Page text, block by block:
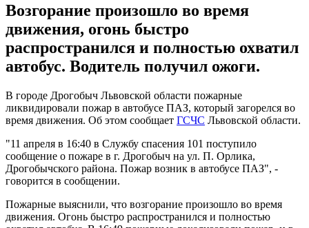
Возгорание произошло во время
движения, огонь быстро
распространился и полностью охватил
автобус. Водитель получил ожоги.
В городе Дрогобыч Львовской области пожарные
ликвидировали пожар в автобусе ПАЗ, который загорелся во
время движения. Об этом сообщает ГСЧС Львовской области.
"11 апреля в 16:40 в Службу спасения 101 поступило
сообщение о пожаре в г. Дрогобыч на ул. П. Орлика,
Дрогобычского района. Пожар возник в автобусе ПАЗ", -
говорится в сообщении.
Пожарные выяснили, что возгорание произошло во время
движения. Огонь быстро распространился и полностью